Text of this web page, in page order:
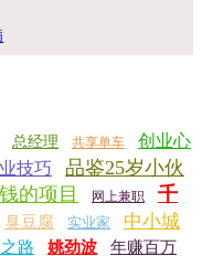
总经理 共享单车
创业心
技巧
品鉴25岁小伙
的项目 网上兼职
千
臭豆腐 实业家
中小城
路 姚劲波 年赚百万